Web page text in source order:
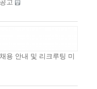
고
용 안내 및 리크루팅 미